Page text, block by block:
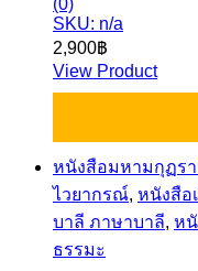
SKU: n/a
2,900฿
View Product
หนังสือมหามกุฏร
ไวยากรณ์, หนังสือ
บาลี ภาษาบาลี, ห
ธรรมะ